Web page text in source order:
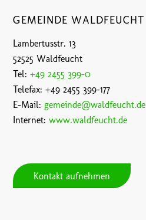
GEMEINDE WALDFEUCHT
Lambertusstr. 13
52525 Waldfeucht
Tel:+49 2455 399-0
Telefax: +49 2455 399-177
E-Mail: gemeinde@waldfeucht.de
Internet:www.waldfeucht.de
Kontakt aufnehmen